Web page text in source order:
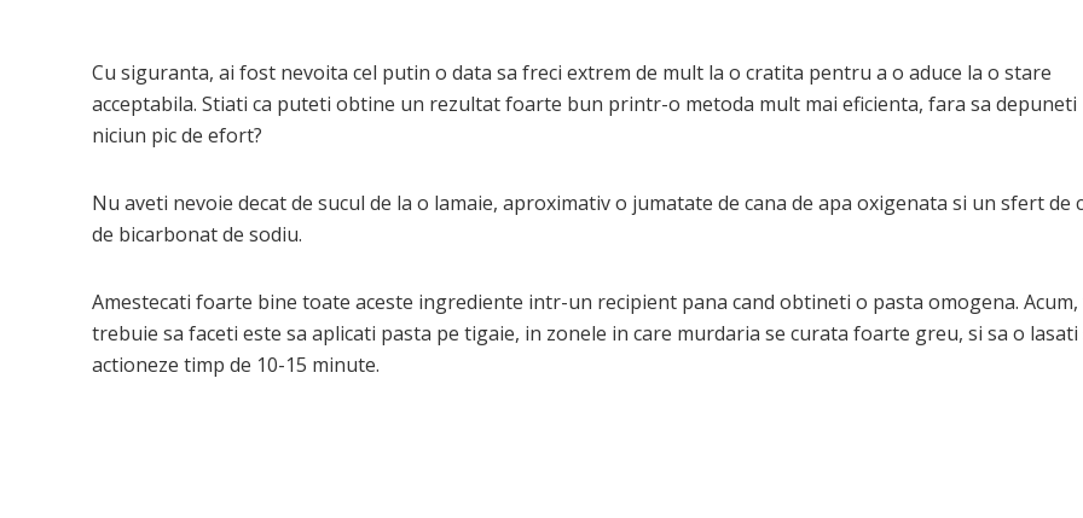
Cu siguranta, ai fost nevoita cel putin o data sa freci extrem de mult la o cratita pentru a o aduce la o stare
acceptabila. Stiati ca puteti obtine un rezultat foarte bun printr-o metoda mult mai eficienta, fara sa depuneti
niciun pic de efort?
Nu aveti nevoie decat de sucul de la o lamaie, aproximativ o jumatate de cana de apa oxigenata si un sfert de
de bicarbonat de sodiu.
Amestecati foarte bine toate aceste ingrediente intr-un recipient pana cand obtineti o pasta omogena. Acum,
trebuie sa faceti este sa aplicati pasta pe tigaie, in zonele in care murdaria se curata foarte greu, si sa o lasati
actioneze timp de 10-15 minute.